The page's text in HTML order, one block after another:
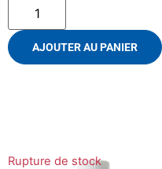
AJOUTER AU PANIER
Rupture de stock